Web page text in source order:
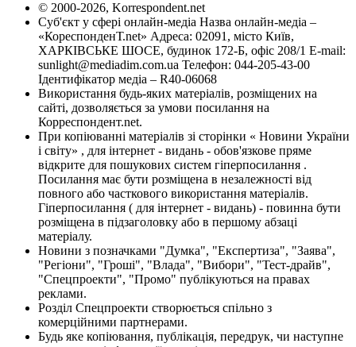
© 2000-2026, Korrespondent.net
Суб'єкт у сфері онлайн-медіа Назва онлайн-медіа –
«КореспонденТ.net» Адреса: 02091, місто Київ,
ХАРКІВСЬКЕ ШОСЕ, будинок 172-Б, офіс 208/1 E-mail:
sunlight@mediadim.com.ua Телефон: 044-205-43-00
Ідентифікатор медіа – R40-06068
Використання будь-яких матеріалів, розміщених на
сайті, дозволяється за умови посилання на
Корреспондент.net.
При копіюванні матеріалів зі сторінки « Новини України
і світу» , для інтернет - видань - обов'язкове пряме
відкрите для пошукових систем гіперпосилання .
Посилання має бути розміщена в незалежності від
повного або часткового використання матеріалів.
Гіперпосилання ( для інтернет - видань) - повинна бути
розміщена в підзаголовку або в першому абзаці
матеріалу.
Новини з позначками "Думка", "Експертиза", "Заява",
"Регіони", "Гроші", "Влада", "Вибори", "Тест-драйв",
"Спецпроекти", "Промо" публікуються на правах
реклами.
Розділ Спецпроекти створюється спільно з
комерційними партнерами.
Будь яке копіювання, публікація, передрук, чи наступне